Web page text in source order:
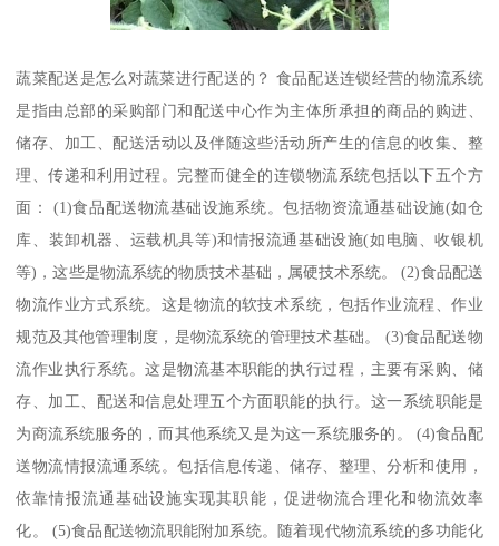
蔬菜配送是怎么对蔬菜进行配送的？ 食品配送连锁经营的物流系统
是指由总部的采购部门和配送中心作为主体所承担的商品的购进、
储存、加工、配送活动以及伴随这些活动所产生的信息的收集、整
理、传递和利用过程。完整而健全的连锁物流系统包括以下五个方
面： (1)食品配送物流基础设施系统。包括物资流通基础设施(如仓
库、装卸机器、运载机具等)和情报流通基础设施(如电脑、收银机
等)，这些是物流系统的物质技术基础，属硬技术系统。 (2)食品配送
物流作业方式系统。这是物流的软技术系统，包括作业流程、作业
规范及其他管理制度，是物流系统的管理技术基础。 (3)食品配送物
流作业执行系统。这是物流基本职能的执行过程，主要有采购、储
存、加工、配送和信息处理五个方面职能的执行。这一系统职能是
为商流系统服务的，而其他系统又是为这一系统服务的。 (4)食品配
送物流情报流通系统。包括信息传递、储存、整理、分析和使用，
依靠情报流通基础设施实现其职能，促进物流合理化和物流效率
化。 (5)食品配送物流职能附加系统。随着现代物流系统的多功能化